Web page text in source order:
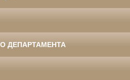
ДЕПАРТАМЕНТА